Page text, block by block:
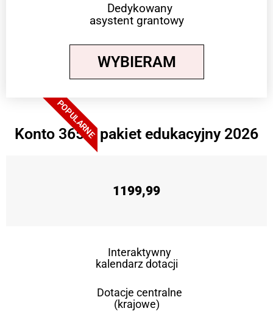
Dedykowany
asystent grantowy
WYBIERAM
POPULARNE
Konto 365 + pakiet edukacyjny 2026
1199,99
Interaktywny
kalendarz dotacji
Dotacje centralne
(krajowe)